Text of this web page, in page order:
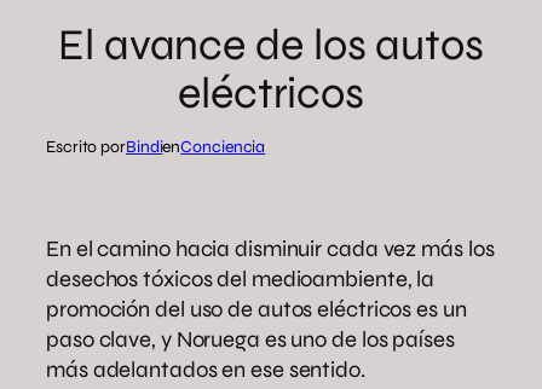
El avance de los autos
eléctricos
Escrito porBindienConciencia
En el camino hacia disminuir cada vez más los
desechos tóxicos del medioambiente, la
promoción del uso de autos eléctricos es un
paso clave, y Noruega es uno de los países
más adelantados en ese sentido.